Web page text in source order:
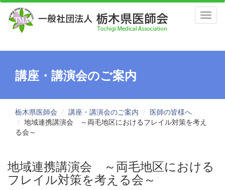
講座・講演会のご案内
栃木県医師会 講座・講演会のご案内
医師の皆様へ
地域連携講演会 ～両毛地区におけるフレイル対策を考え
る会～
地域連携講演会 ～両毛地区における
フレイル対策を考える会～